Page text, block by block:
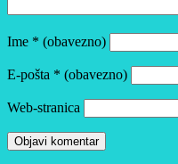
Ime * (obavezno)
E-pošta * (obavezno)
Web-stranica